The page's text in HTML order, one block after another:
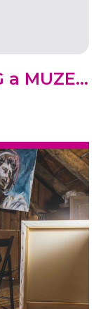
a MUZE...